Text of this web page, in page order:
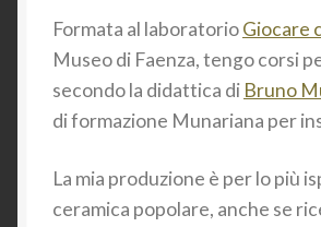
Formata al laboratorioGiocare
Museo di Faenza, tengo corsi
secondo la didattica di Bruno
di formazione Munariana per
La mia produzione è per lo più
ceramica popolare, anche se